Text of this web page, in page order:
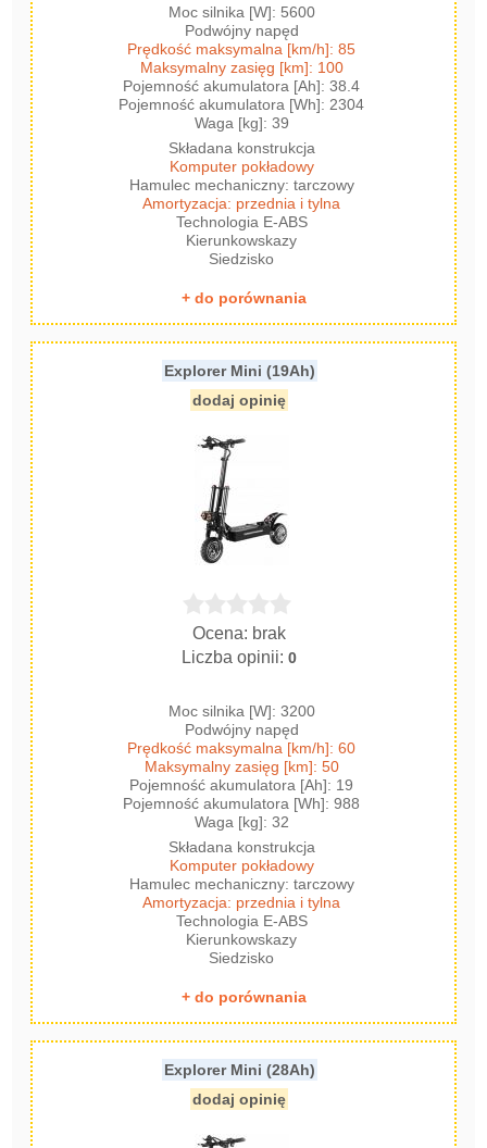
Moc silnika [W]: 5600
Podwójny napęd
Prędkość maksymalna [km/h]: 85
Maksymalny zasięg [km]: 100
Pojemność akumulatora [Ah]: 38.4
Pojemność akumulatora [Wh]: 2304
Waga [kg]: 39
Składana konstrukcja
Komputer pokładowy
Hamulec mechaniczny: tarczowy
Amortyzacja: przednia i tylna
Technologia E-ABS
Kierunkowskazy
Siedzisko
+ do porównania
Explorer Mini (19Ah)
dodaj opinię
Ocena: brak
Liczba opinii:0
Moc silnika [W]: 3200
Podwójny napęd
Prędkość maksymalna [km/h]: 60
Maksymalny zasięg [km]: 50
Pojemność akumulatora [Ah]: 19
Pojemność akumulatora [Wh]: 988
Waga [kg]: 32
Składana konstrukcja
Komputer pokładowy
Hamulec mechaniczny: tarczowy
Amortyzacja: przednia i tylna
Technologia E-ABS
Kierunkowskazy
Siedzisko
+ do porównania
Explorer Mini (28Ah)
dodaj opinię